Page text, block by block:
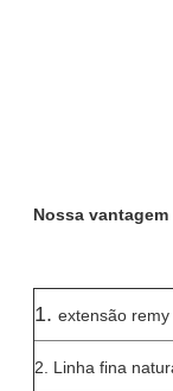
Nossa vantagem
1. extensão
2. Linha fina